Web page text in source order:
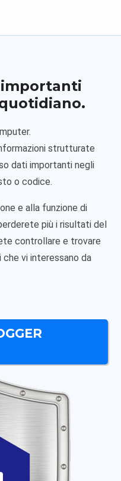
importanti
strutturate
dati importanti negli
o codice.
e alla funzione di
più i risultati del
controllare e trovare
che vi interessano da